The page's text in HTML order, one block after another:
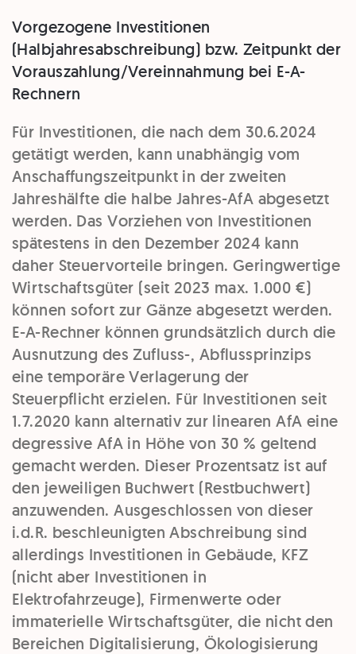
Vorgezogene Investitionen
(Halbjahresabschreibung) bzw. Zeitpunkt der
Vorauszahlung/Vereinnahmung bei E-A-
Rechnern
Für Investitionen, die nach dem 30.6.2024
getätigt werden, kann unabhängig vom
Anschaffungszeitpunkt in der zweiten
Jahreshälfte die halbe Jahres-AfA abgesetzt
werden. Das Vorziehen von Investitionen
spätestens in den Dezember 2024 kann
daher Steuervorteile bringen. Geringwertige
Wirtschaftsgüter (seit 2023 max. 1.000 €)
können sofort zur Gänze abgesetzt werden.
E-A-Rechner können grundsätzlich durch die
Ausnutzung des Zufluss-, Abflussprinzips
eine temporäre Verlagerung der
Steuerpflicht erzielen. Für Investitionen seit
1.7.2020 kann alternativ zur linearen AfA eine
degressive AfA in Höhe von 30 % geltend
gemacht werden. Dieser Prozentsatz ist auf
den jeweiligen Buchwert (Restbuchwert)
anzuwenden. Ausgeschlossen von dieser
i.d.R. beschleunigten Abschreibung sind
allerdings Investitionen in Gebäude, KFZ
(nicht aber Investitionen in
Elektrofahrzeuge), Firmenwerte oder
immaterielle Wirtschaftsgüter, die nicht den
Bereichen Digitalisierung, Ökologisierung